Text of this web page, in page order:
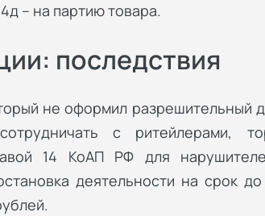
– на партию товара.
последствия
не оформил разрешительный
с ритейлерами,
14 КоАП РФ для
деятельности на срок